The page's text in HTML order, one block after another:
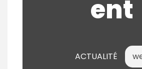
ent
ACTUALITÉ